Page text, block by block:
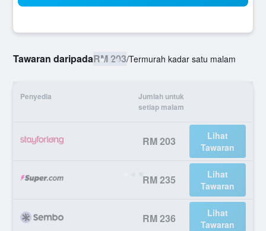
Tawaran daripadaRM 203/Termurah kadar satu malam
Penyedia
Jumlah untuk
setiap malam
RM 203
Lihat
Tawaran
RM 235
Lihat
Tawaran
RM 236
Lihat
Tawaran